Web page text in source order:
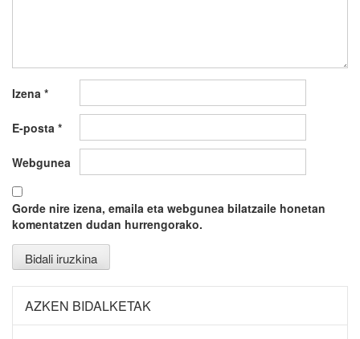
Izena *
E-posta *
Webgunea
Gorde nire izena, emaila eta webgunea bilatzaile honetan
komentatzen dudan hurrengorako.
AZKEN BIDALKETAK